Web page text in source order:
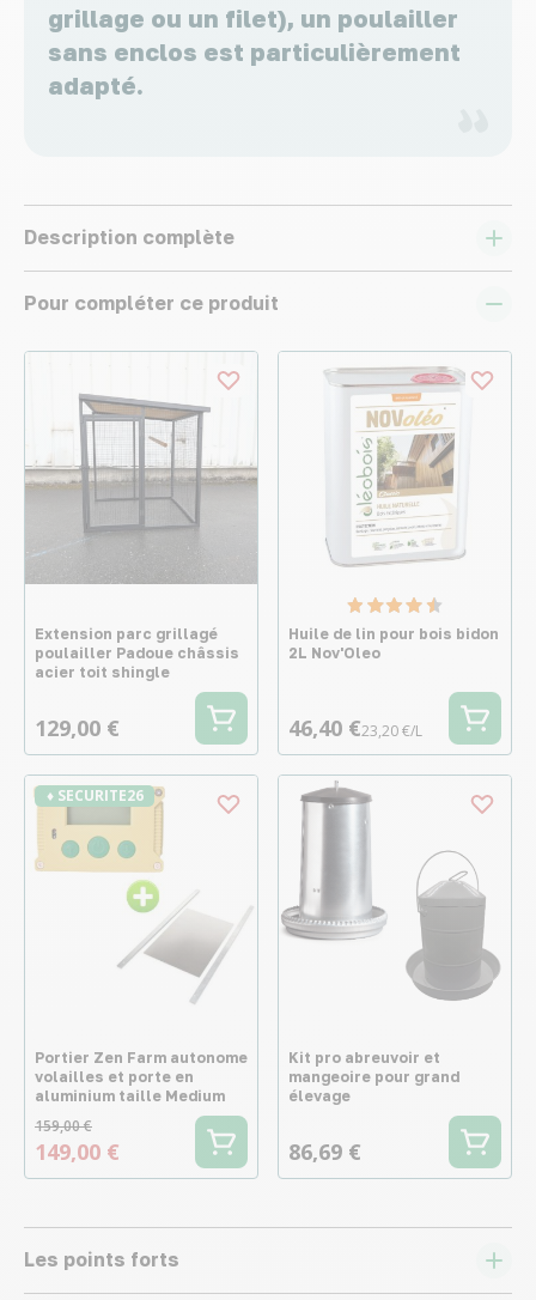
grillage ou un filet), un poulailler
sans enclos est particulièrement
adapté.
Description complète
Pour compléter ce produit
Extension parc grillagé
poulailler Padoue châssis
acier toit shingle
129,00 €
Huile de lin pour bois bidon
2L Nov'Oleo
46,40 €23,20 €/L
♦ SECURITE26
Portier Zen Farm autonome
volailles et porte en
aluminium taille Medium
159,00 €
149,00 €
Kit pro abreuvoir et
mangeoire pour grand
élevage
86,69 €
Les points forts